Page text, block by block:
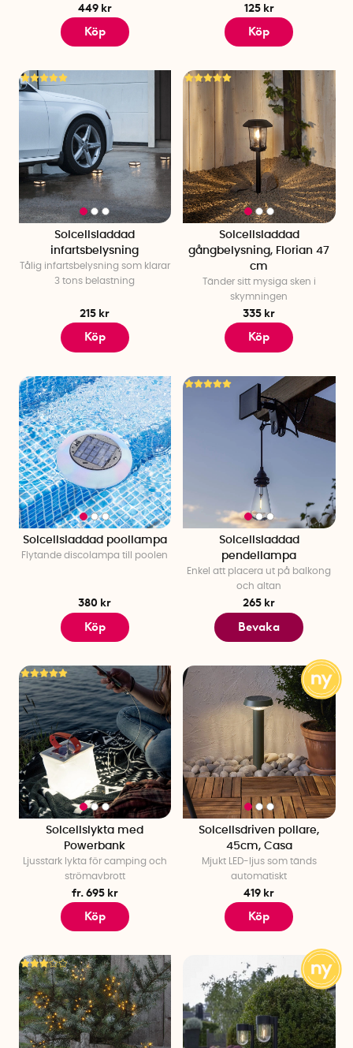
449 kr
Köp
125 kr
Köp
Solcellsladdad
infartsbelysning
Tålig infartsbelysning som klarar
3 tons belastning
215 kr
Köp
Solcellsladdad
gångbelysning, Florian 47
cm
Tänder sitt mysiga sken i
skymningen
335 kr
Köp
Solcellsladdad poollampa
Flytande discolampa till poolen
380 kr
Köp
Solcellsladdad
pendellampa
Enkel att placera ut på balkong
och altan
265 kr
Bevaka
Solcellslykta med
Powerbank
Ljusstark lykta för camping och
strömavbrott
fr. 695 kr
Köp
Solcellsdriven pollare,
45cm, Casa
Mjukt LED-ljus som tänds
automatiskt
419 kr
Köp